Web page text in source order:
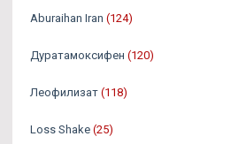
Aburaihan Iran (124)
Дуратамоксифен (120)
Леофилизат (118)
Loss Shake (25)